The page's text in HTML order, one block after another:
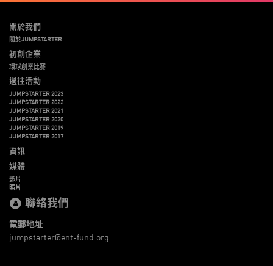
關於我們
關於JUMPSTARTER
初創企業
環球創業比賽
過往活動
JUMPSTARTER 2023
JUMPSTARTER 2022
JUMPSTARTER 2021
JUMPSTARTER 2020
JUMPSTARTER 2019
JUMPSTARTER 2017
資訊
媒體
影片
照片
聯絡我們
電郵地址
jumpstarter@ent-fund.org